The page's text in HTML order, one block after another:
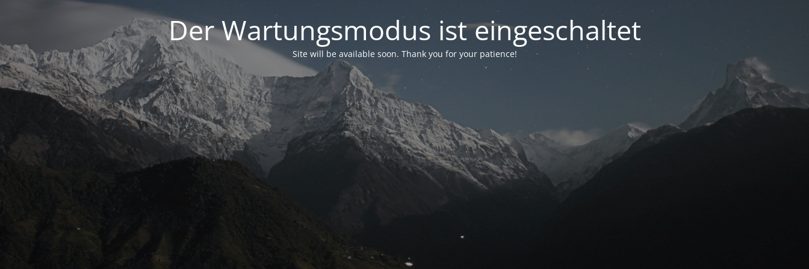
Der Wartungsmodus ist eingeschaltet
Site will be available soon. Thank you for your patience!